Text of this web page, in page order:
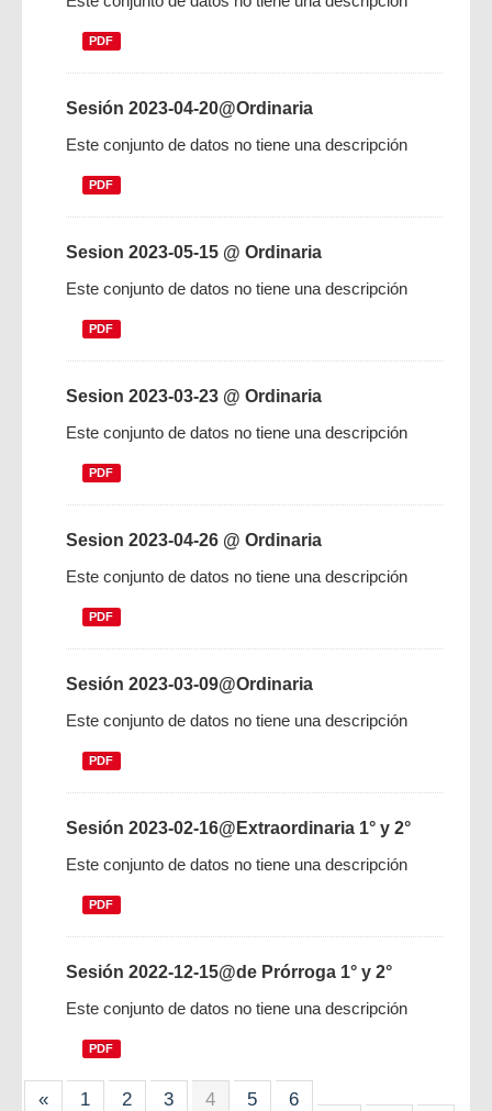
PDF
Sesión 2023-04-20@Ordinaria
Este conjunto de datos no tiene una descripción
PDF
Sesion 2023-05-15 @ Ordinaria
Este conjunto de datos no tiene una descripción
PDF
Sesion 2023-03-23 @ Ordinaria
Este conjunto de datos no tiene una descripción
PDF
Sesion 2023-04-26 @ Ordinaria
Este conjunto de datos no tiene una descripción
PDF
Sesión 2023-03-09@Ordinaria
Este conjunto de datos no tiene una descripción
PDF
Sesión 2023-02-16@Extraordinaria 1° y 2°
Este conjunto de datos no tiene una descripción
PDF
Sesión 2022-12-15@de Prórroga 1° y 2°
Este conjunto de datos no tiene una descripción
PDF
« 1 2 3 4 5
6